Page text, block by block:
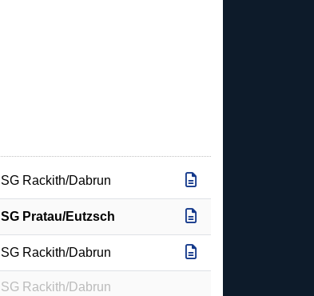
SG Rackith/Dabrun
SG Pratau/Eutzsch
SG Rackith/Dabrun
SG Rackith/Dabrun